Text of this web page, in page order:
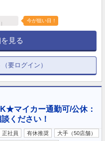
今が狙い目！
見る
要ログイン）
マイカー通勤可/公休：
ください！
正社員 有休推奨
大手（50店舗）